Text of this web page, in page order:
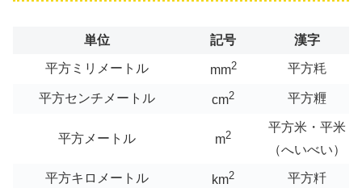
単位 記号 漢字
平方ミリメートル mm2 平方粍
平方センチメートル cm2 平方糎
平方メートル m2
平方米・平米
（へいべい）
平方キロメートル km2 平方粁